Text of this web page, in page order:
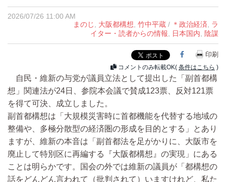
2026/07/26 11:00 AM
まのじ
大阪都構想 竹中平蔵 / ＊政治経済
ラ
イター・読者からの情報
日本国内 陰謀
Facebook
印刷
コメントのみ転載OK( 条件はこちら )
自民・維新の与党が議員立法として提出した「副首都構
想」関連法が24日、参院本会議で賛成123票、反対121票
を得て可決、成立しました。
副首都構想は「大規模災害時に首都機能を代替する地域の
整備や、多極分散型の経済圏の形成を目的とする」とあり
ますが、維新の本音は「副首都法を足がかりに、大阪市を
廃止して特別区に再編する『大阪都構想』の実現」にある
ことは明らかです。国会の外では維新の議員が「都構想の
話をどんどん言われて（批判されて）いますけれど、私た